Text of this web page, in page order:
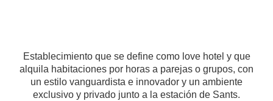
Establecimiento que se define como love hotel y que
alquila habitaciones por horas a parejas o grupos, con
un estilo vanguardista e innovador y un ambiente
exclusivo y privado junto a la estación de Sants.